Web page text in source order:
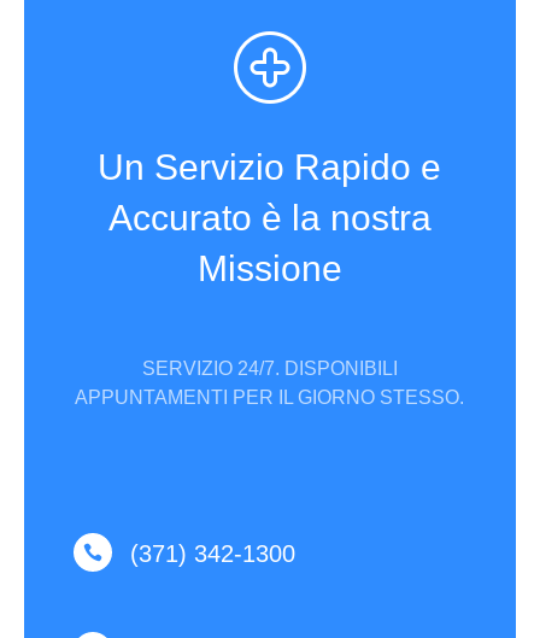
Un Servizio Rapido e
Accurato è la nostra
Missione
SERVIZIO 24/7. DISPONIBILI
APPUNTAMENTI PER IL GIORNO STESSO.
 (371) 342-1300